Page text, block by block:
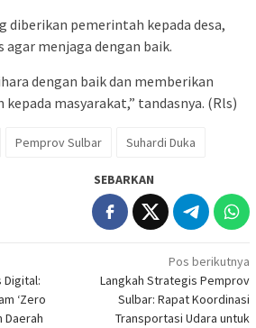
diberikan pemerintah kepada desa,
agar menjaga dengan baik.
dengan baik dan memberikan
masyarakat,” tandasnya. (Rls)
Pemprov Sulbar Suhardi Duka
SEBARKAN
‘Zero
Daerah
Pos berikutnya
Langkah Strategis Pemprov
Sulbar: Rapat Koordinasi
Transportasi Udara untuk